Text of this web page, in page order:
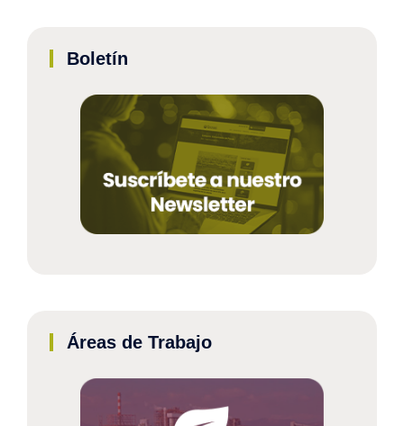
Boletín
Áreas de Trabajo